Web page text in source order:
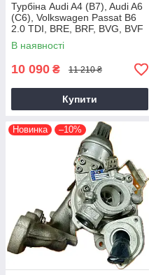
Турбіна Audi A4 (B7), Audi A6
(C6), Volkswagen Passat B6
2.0 TDI, BRE, BRF, BVG, BVF
2004+
В наявності
10 090 ₴ 11 210 ₴
Купити
Новинка –10%